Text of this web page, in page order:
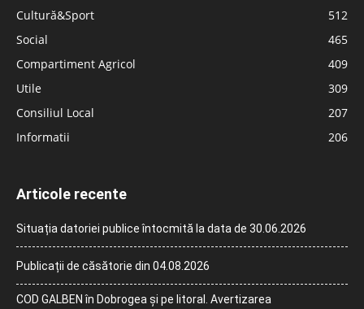
Cultură&Sport
512
Social
465
Compartiment Agricol
409
Utile
309
Consiliul Local
207
Informatii
206
Articole recente
Situația datoriei publice întocmită la data de 30.06.2026
Publicații de căsătorie din 04.08.2026
COD GALBEN în Dobrogea și pe litoral. Avertizarea